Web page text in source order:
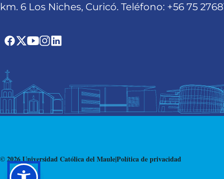
km. 6 Los Niches, Curicó. Teléfono: +56 75
© 2026 Universidad Católica del Maule|Política de privacidad